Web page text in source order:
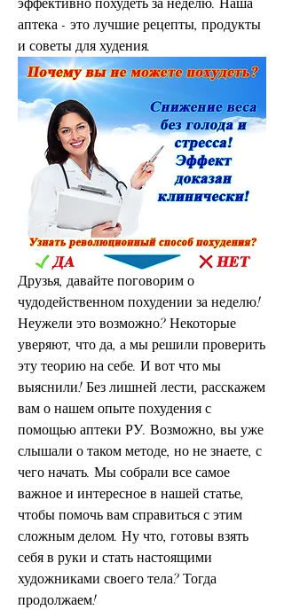
эффективно похудеть за неделю. Наша
аптека - это лучшие рецепты, продукты
и советы для худения.
Друзья, давайте поговорим о
чудодейственном похудении за неделю!
Неужели это возможно? Некоторые
уверяют, что да, а мы решили проверить
эту теорию на себе. И вот что мы
выяснили! Без лишней лести, расскажем
вам о нашем опыте похудения с
помощью аптеки РУ. Возможно, вы уже
слышали о таком методе, но не знаете, с
чего начать. Мы собрали все самое
важное и интересное в нашей статье,
чтобы помочь вам справиться с этим
сложным делом. Ну что, готовы взять
себя в руки и стать настоящими
художниками своего тела? Тогда
продолжаем!